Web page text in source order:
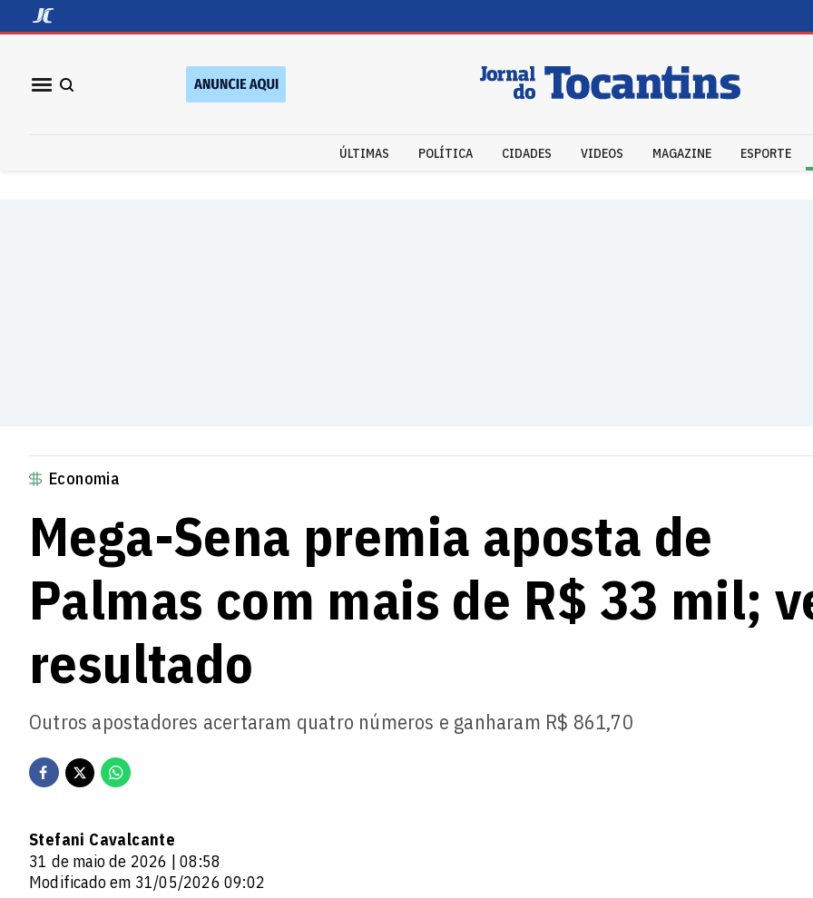
ÚLTIMAS POLÍTICA CIDADES VIDEOS MAGAZINE ESPORTE
Economia
Mega-Sena premia aposta de
Palmas com mais de R$ 33 mil;
resultado
Outros apostadores acertaram quatro números e ganharam R$ 861,70
Stefani Cavalcante
31 de maio de 2026 | 08:58
Modificado em 31/05/2026 09:02